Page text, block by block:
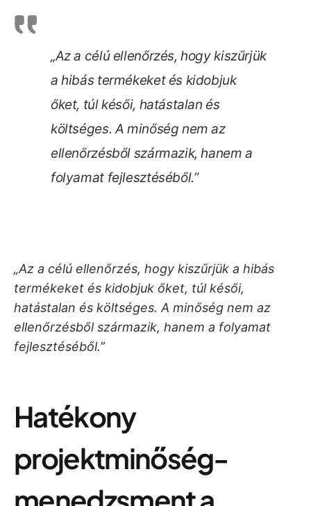
„Az a célú ellenőrzés, hogy kiszűrjük
a hibás termékeket és kidobjuk
őket, túl késői, hatástalan és
költséges. A minőség nem az
ellenőrzésből származik, hanem a
folyamat fejlesztéséből.”
„Az a célú ellenőrzés, hogy kiszűrjük a hibás
termékeket és kidobjuk őket, túl késői,
hatástalan és költséges. A minőség nem az
ellenőrzésből származik, hanem a folyamat
fejlesztéséből.”
Hatékony
projektminőség-